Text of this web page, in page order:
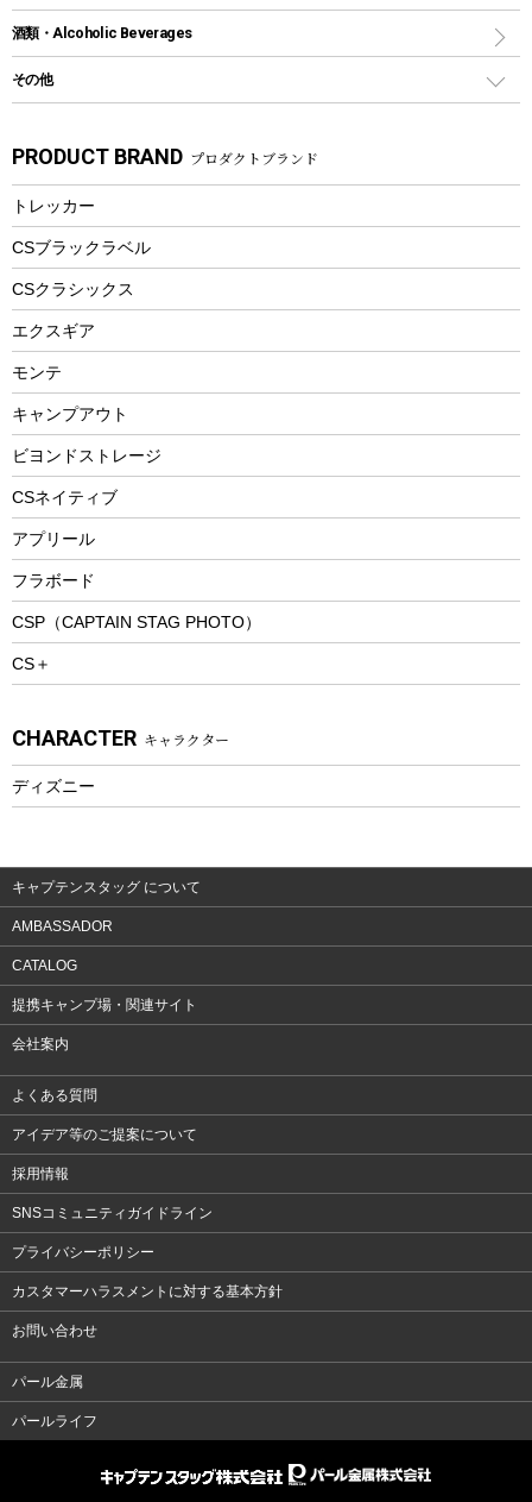
ツール
バーベキューツール
ナイフ
カトラリー
マグカップ、カップ
ステンレスボトル
フードボトル
トレー
ランチョンマット
ランチボックス
ショッピングキャリー
その他アウトドア雑貨
スプレー関係
ツール、他
カヤック
パドル
ヘルメット
エアーポンプ
アクセサリー
スポーツサイクル
シティサイクル
自転車ウェア
マリン
ラッシュガード
パラソル
フローティングベスト
ヘルメット
エアーポンプ
ビーチテント
ウィンター
スノーシュー
防寒ウェア
トレッキング
トレッキングアクセサリー
プレイグッズ
ウェルネス
ウェア、タオル
ウェア
酒類・Alcoholic Beverages
その他
湯たんぽ
防災用品
PRODUCT BRAND プロダクトブランド
トレッカー
CSブラックラベル
CSクラシックス
エクスギア
モンテ
キャンプアウト
ビヨンドストレージ
CSネイティブ
アプリール
フラボード
CSP（CAPTAIN STAG PHOTO）
CS＋
CHARACTER キャラクター
ディズニー
キャプテンスタッグ について
AMBASSADOR
CATALOG
提携キャンプ場・関連サイト
会社案内
よくある質問
アイデア等のご提案について
採用情報
SNSコミュニティガイドライン
プライバシーポリシー
カスタマーハラスメントに対する基本方針
お問い合わせ
パール金属
パールライフ